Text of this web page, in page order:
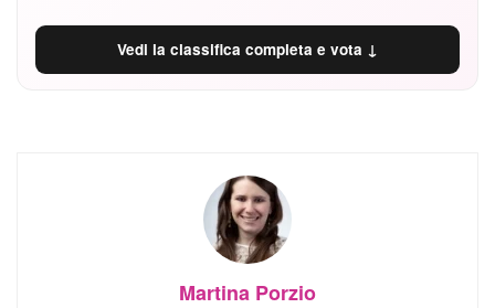
Vedi la classifica completa e vota ↓
Martina Porzio